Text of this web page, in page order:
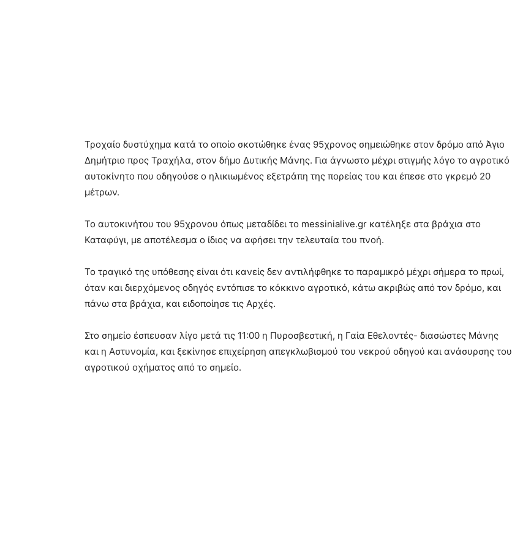
Τροχαίο δυστύχημα κατά το οποίο σκοτώθηκε ένας 95χρονος σημειώθηκε στον δρόμο από Άγιο
Δημήτριο προς Τραχήλα, στον δήμο Δυτικής Μάνης. Για άγνωστο μέχρι στιγμής λόγο το αγροτικό
αυτοκίνητο που οδηγούσε ο ηλικιωμένος εξετράπη της πορείας του και έπεσε στο γκρεμό 20
μέτρων.
Το αυτοκινήτου του 95χρονου όπως μεταδίδει το messinialive.gr κατέληξε στα βράχια στο
Καταφύγι, με αποτέλεσμα ο ίδιος να αφήσει την τελευταία του πνοή.
Το τραγικό της υπόθεσης είναι ότι κανείς δεν αντιλήφθηκε το παραμικρό μέχρι σήμερα το πρωί,
όταν και διερχόμενος οδηγός εντόπισε το κόκκινο αγροτικό, κάτω ακριβώς από τον δρόμο, και
πάνω στα βράχια, και ειδοποίησε τις Αρχές.
Στο σημείο έσπευσαν λίγο μετά τις 11:00 η Πυροσβεστική, η Γαία Εθελοντές- διασώστες Μάνης
και η Αστυνομία, και ξεκίνησε επιχείρηση απεγκλωβισμού του νεκρού οδηγού και ανάσυρσης του
αγροτικού οχήματος από το σημείο.